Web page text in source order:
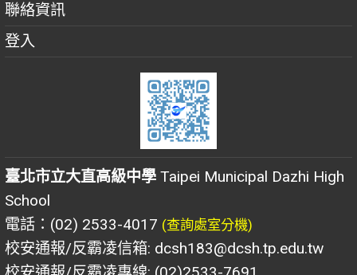
聯絡資訊
登入
臺北市立大直高級中學 Taipei Municipal Dazhi High
School
電話：(02) 2533-4017 (查詢處室分機)
校安通報/反霸凌信箱: dcsh183@dcsh.tp.edu.tw